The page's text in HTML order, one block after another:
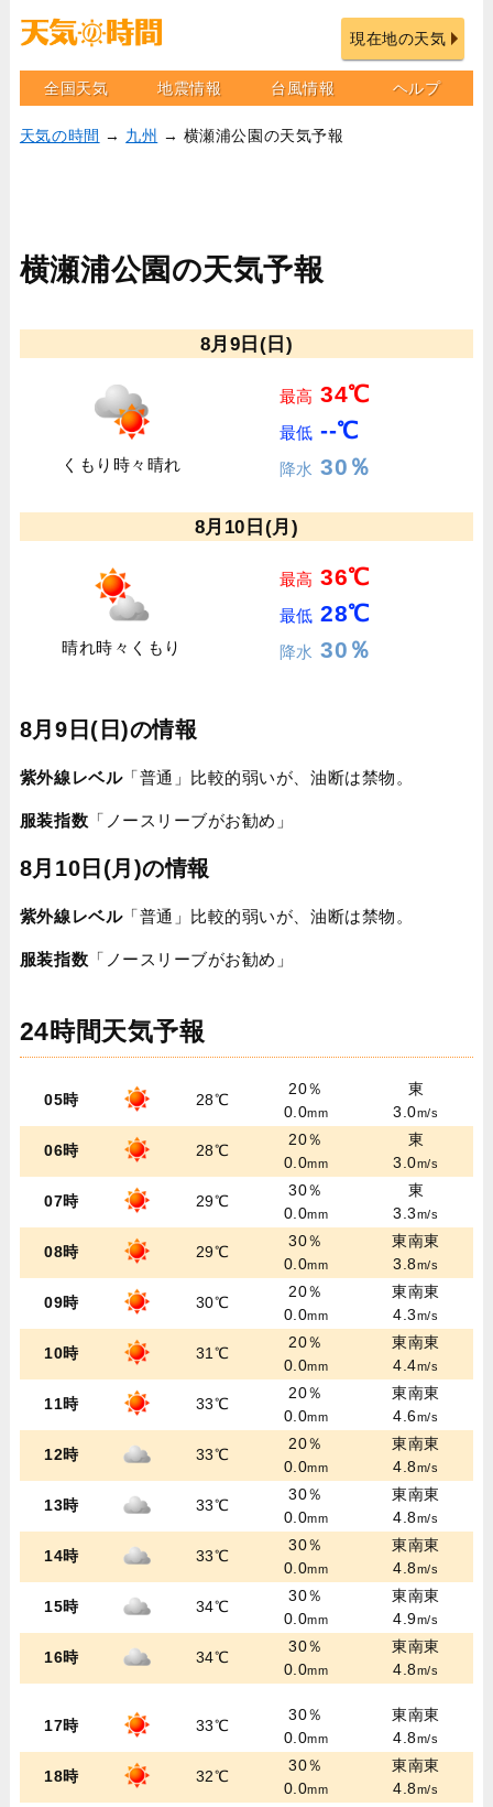
現在地の天気
全国天気 地震情報 台風情報 ヘルプ
天気の時間 → 九州 → 横瀬浦公園の天気予報
横瀬浦公園の天気予報
8月9日(日)
くもり時々晴れ
最高 34℃
最低 --℃
降水 30％
8月10日(月)
晴れ時々くもり
最高 36℃
最低 28℃
降水 30％
8月9日(日)の情報
紫外線レベル「普通」比較的弱いが、油断は禁物。
服装指数 「ノースリーブがお勧め」
8月10日(月)の情報
紫外線レベル「普通」比較的弱いが、油断は禁物。
服装指数 「ノースリーブがお勧め」
24時間天気予報
05時 28℃
20％
0.0mm
東
3.0m/s
06時 28℃
20％
0.0mm
東
3.0m/s
07時 29℃
30％
0.0mm
東
3.3m/s
08時 29℃
30％
0.0mm
東南東
3.8m/s
09時 30℃
20％
0.0mm
東南東
4.3m/s
10時 31℃
20％
0.0mm
東南東
4.4m/s
11時 33℃
20％
0.0mm
東南東
4.6m/s
12時 33℃
20％
0.0mm
東南東
4.8m/s
13時 33℃
30％
0.0mm
東南東
4.8m/s
14時 33℃
30％
0.0mm
東南東
4.8m/s
15時 34℃
30％
0.0mm
東南東
4.9m/s
16時 34℃
30％
0.0mm
東南東
4.8m/s
17時 33℃
30％
0.0mm
東南東
4.8m/s
18時 32℃
30％
0.0mm
東南東
4.8m/s